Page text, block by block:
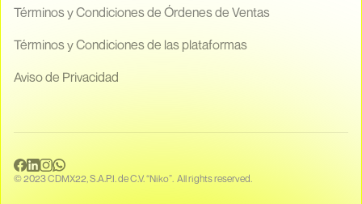
Términos y Condiciones de Órdenes de Ventas
Términos y Condiciones de las plataformas
Aviso de Privacidad
© 2023 CDMX22, S.A.P.I. de C.V. “Niko”. All rights reserved.